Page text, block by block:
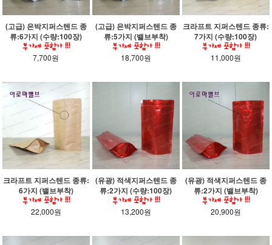
(고급) 은박지퍼스텐드 종
류:6가지 (수량:100장)
7,700원
(고급) 은박지퍼스텐드 종
류:5가지 (밸브부착)
18,700원
크라프트 지퍼스텐드 종류:
7가지 (수량:100장)
11,000원
크라프트 지퍼스텐드 종류:
6가지 (밸브부착)
22,000원
(유광) 적색지퍼스텐드 종
류:2가지 (수량:100장)
13,200원
(유광) 적색지퍼스텐드 종
류:2가지 (밸브부착)
20,900원